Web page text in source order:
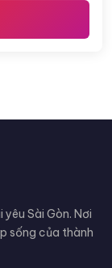
Sài Gòn. Nơi
sống của thành